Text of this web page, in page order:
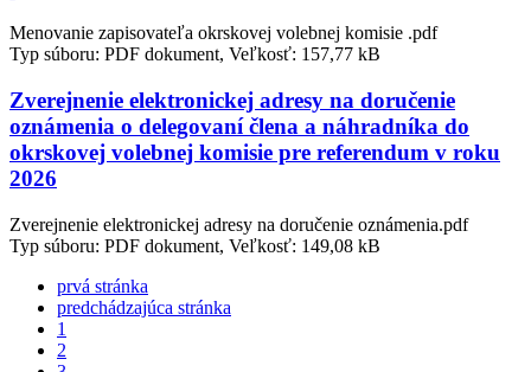
Menovanie zapisovateľa okrskovej volebnej komisie .pdf
Typ súboru: PDF dokument, Veľkosť: 157,77 kB
Zverejnenie elektronickej adresy na doručenie
oznámenia o delegovaní člena a náhradníka do
okrskovej volebnej komisie pre referendum v roku
2026
Zverejnenie elektronickej adresy na doručenie oznámenia.pdf
Typ súboru: PDF dokument, Veľkosť: 149,08 kB
prvá stránka
predchádzajúca stránka
1
2